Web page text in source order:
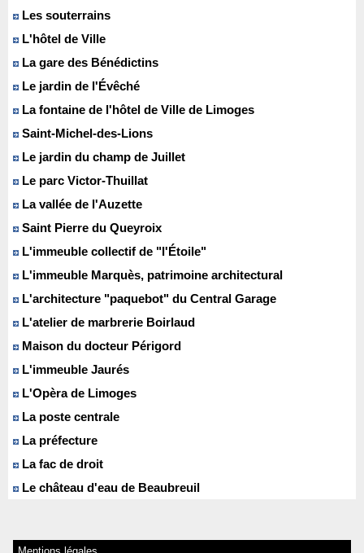
Les souterrains
L'hôtel de Ville
La gare des Bénédictins
Le jardin de l'Évêché
La fontaine de l'hôtel de Ville de Limoges
Saint-Michel-des-Lions
Le jardin du champ de Juillet
Le parc Victor-Thuillat
La vallée de l'Auzette
Saint Pierre du Queyroix
L'immeuble collectif de "l'Étoile"
L'immeuble Marquès, patrimoine architectural
L'architecture "paquebot" du Central Garage
L'atelier de marbrerie Boirlaud
Maison du docteur Périgord
L'immeuble Jaurés
L'Opèra de Limoges
La poste centrale
La préfecture
La fac de droit
Le château d'eau de Beaubreuil